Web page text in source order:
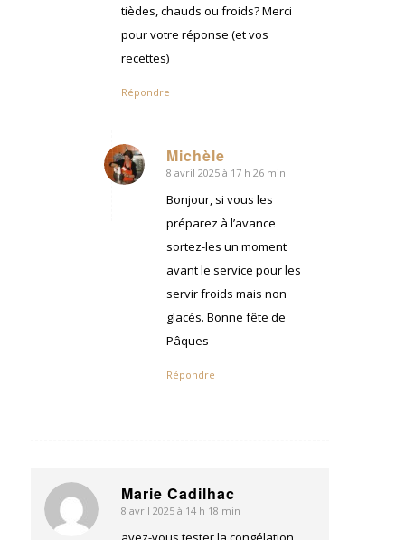
tièdes, chauds ou froids? Merci
pour votre réponse (et vos
recettes)
Répondre
Michèle
dit
8 avril 2025 à 17 h 26 min
Bonjour, si vous les
préparez à l’avance
sortez-les un moment
avant le service pour les
servir froids mais non
glacés. Bonne fête de
Pâques
Répondre
Marie Cadilhac
dit
8 avril 2025 à 14 h 18 min